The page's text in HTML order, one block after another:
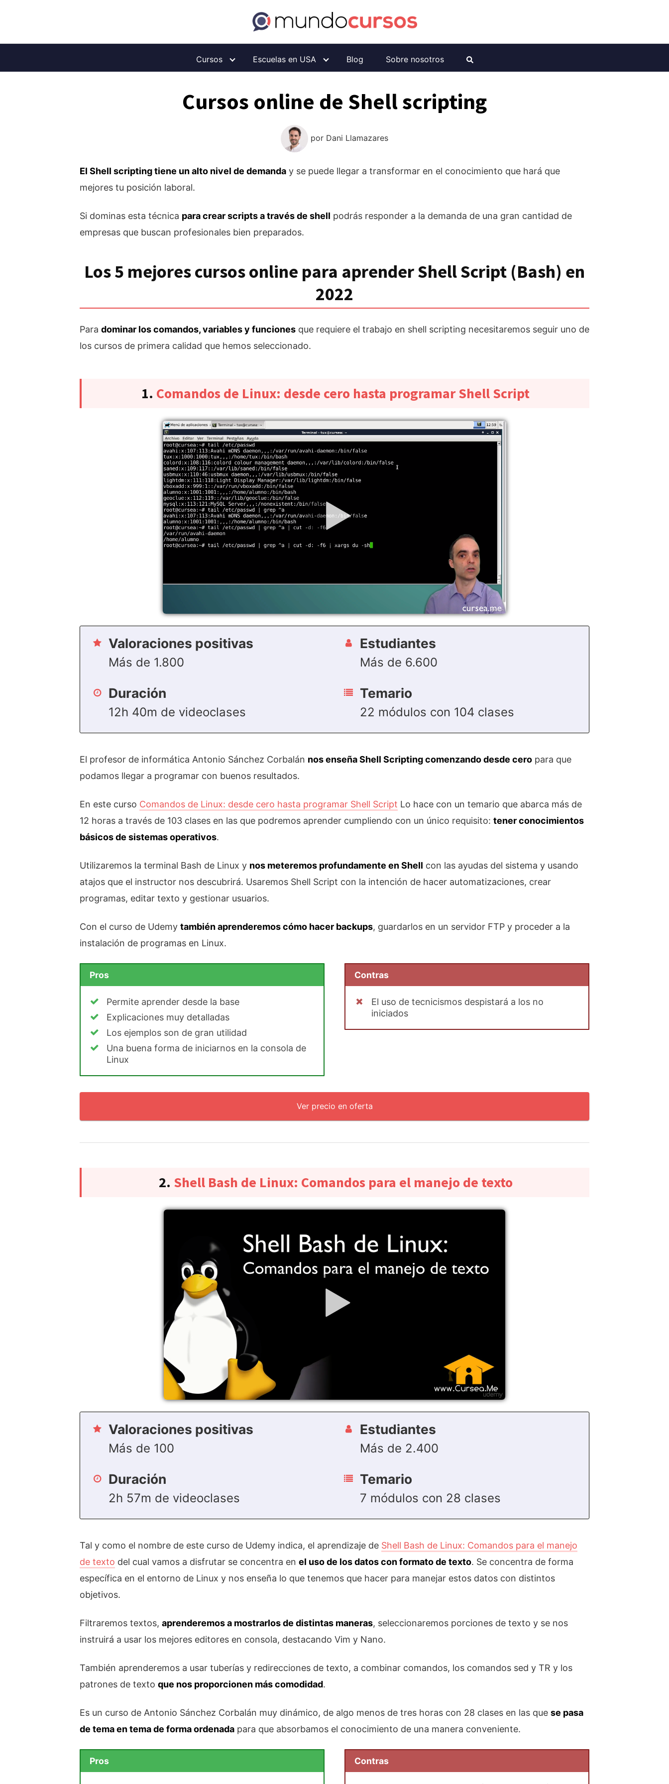
Cursos Escuelas en USA Blog Sobre nosotros
Cursos online de Shell scripting
por Dani Llamazares
El Shell scripting tiene un alto nivel de demanda y se puede llegar a transformar en el conocimiento que hará que
mejores tu posición laboral.
Si dominas esta técnica para crear scripts a través de shell podrás responder a la demanda de una gran cantidad de
empresas que buscan profesionales bien preparados.
Los 5 mejores cursos online para aprender Shell Script (Bash) en
2022
Para dominar los comandos, variables y funciones que requiere el trabajo en shell scripting necesitaremos seguir uno de
los cursos de primera calidad que hemos seleccionado.
1. Comandos de Linux: desde cero hasta programar Shell Script
Valoraciones positivas
Más de 1.800
Duración
12h 40m de videoclases
Estudiantes
Más de 6.600
Temario
22 módulos con 104 clases
El profesor de informática Antonio Sánchez Corbalán nos enseña Shell Scripting comenzando desde cero para que
podamos llegar a programar con buenos resultados.
En este curso Comandos de Linux: desde cero hasta programar Shell Script Lo hace con un temario que abarca más de
12 horas a través de 103 clases en las que podremos aprender cumpliendo con un único requisito: tener conocimientos
básicos de sistemas operativos.
Utilizaremos la terminal Bash de Linux y nos meteremos profundamente en Shell con las ayudas del sistema y usando
atajos que el instructor nos descubrirá. Usaremos Shell Script con la intención de hacer automatizaciones, crear
programas, editar texto y gestionar usuarios.
Con el curso de Udemy también aprenderemos cómo hacer backups, guardarlos en un servidor FTP y proceder a la
instalación de programas en Linux.
Pros
Permite aprender desde la base
Explicaciones muy detalladas
Los ejemplos son de gran utilidad
Una buena forma de iniciarnos en la consola de
Linux
Contras
El uso de tecnicismos despistará a los no
iniciados
Ver precio en oferta
2. Shell Bash de Linux: Comandos para el manejo de texto
Valoraciones positivas
Más de 100
Duración
2h 57m de videoclases
Estudiantes
Más de 2.400
Temario
7 módulos con 28 clases
Tal y como el nombre de este curso de Udemy indica, el aprendizaje de Shell Bash de Linux: Comandos para el manejo
de texto del cual vamos a disfrutar se concentra en el uso de los datos con formato de texto. Se concentra de forma
específica en el entorno de Linux y nos enseña lo que tenemos que hacer para manejar estos datos con distintos
objetivos.
Filtraremos textos, aprenderemos a mostrarlos de distintas maneras, seleccionaremos porciones de texto y se nos
instruirá a usar los mejores editores en consola, destacando Vim y Nano.
También aprenderemos a usar tuberías y redirecciones de texto, a combinar comandos, los comandos sed y TR y los
patrones de texto que nos proporcionen más comodidad.
Es un curso de Antonio Sánchez Corbalán muy dinámico, de algo menos de tres horas con 28 clases en las que se pasa
de tema en tema de forma ordenada para que absorbamos el conocimiento de una manera conveniente.
Pros Contras